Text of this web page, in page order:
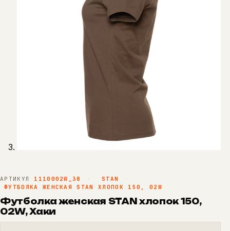
АРТИКУЛ 1110002W_38 · STAN
·
ФУТБОЛКА ЖЕНСКАЯ STAN ХЛОПОК 150, 02W
Футболка женская STAN хлопок 150,
02W, Хаки